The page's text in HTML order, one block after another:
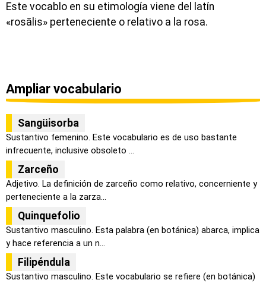
Este vocablo en su etimología viene del latín
«rosālis» perteneciente o relativo a la rosa.
Ampliar vocabulario
Sangüisorba
Sustantivo femenino. Este vocabulario es de uso bastante
infrecuente, inclusive obsoleto ...
Zarceño
Adjetivo. La definición de zarceño como relativo, concerniente y
perteneciente a la zarza...
Quinquefolio
Sustantivo masculino. Esta palabra (en botánica) abarca, implica
y hace referencia a un n...
Filipéndula
Sustantivo masculino. Este vocabulario se refiere (en botánica)